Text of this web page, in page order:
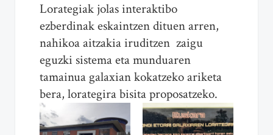
Lorategiak jolas interaktibo
ezberdinak eskaintzen dituen arren,
nahikoa aitzakia iruditzen zaigu
eguzki sistema eta munduaren
tamainua galaxian kokatzeko ariketa
bera, lorategira bisita proposatzeko.